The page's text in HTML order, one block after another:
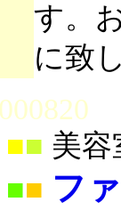
す。
に致
■ 美容
■■ フ